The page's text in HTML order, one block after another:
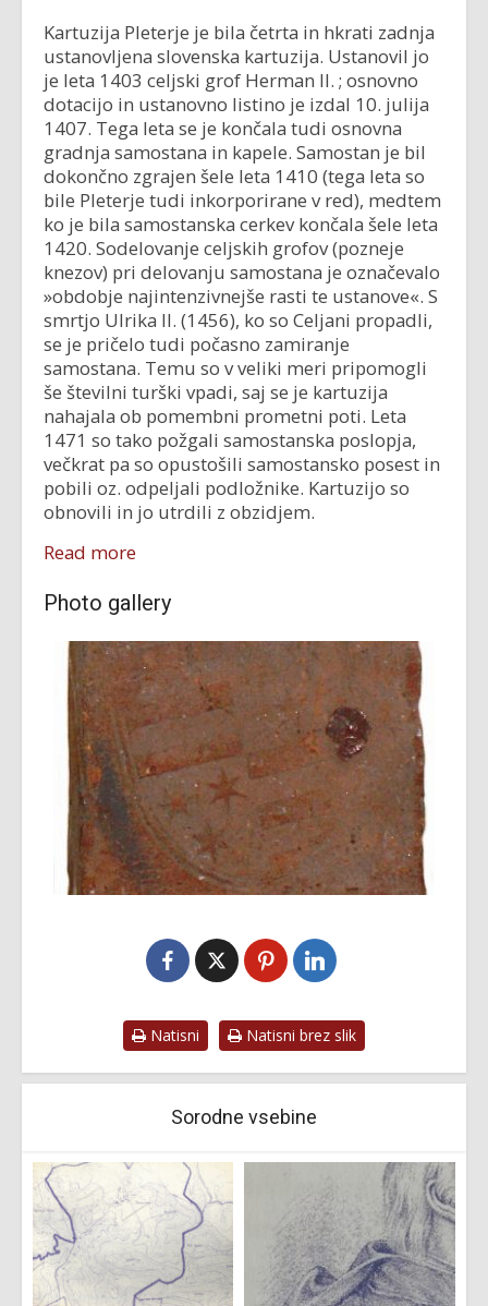
Kartuzija Pleterje je bila četrta in hkrati zadnja
ustanovljena slovenska kartuzija. Ustanovil jo
je leta 1403 celjski grof Herman II. ; osnovno
dotacijo in ustanovno listino je izdal 10. julija
1407. Tega leta se je končala tudi osnovna
gradnja samostana in kapele. Samostan je bil
dokončno zgrajen šele leta 1410 (tega leta so
bile Pleterje tudi inkorporirane v red), medtem
ko je bila samostanska cerkev končala šele leta
1420. Sodelovanje celjskih grofov (pozneje
knezov) pri delovanju samostana je označevalo
»obdobje najintenzivnejše rasti te ustanove«. S
smrtjo Ulrika II. (1456), ko so Celjani propadli,
se je pričelo tudi počasno zamiranje
samostana. Temu so v veliki meri pripomogli
še številni turški vpadi, saj se je kartuzija
nahajala ob pomembni prometni poti. Leta
1471 so tako požgali samostanska poslopja,
večkrat pa so opustošili samostansko posest in
pobili oz. odpeljali podložnike. Kartuzijo so
obnovili in jo utrdili z obzidjem.
Read more
Photo gallery
Natisni Natisni brez slik
Sorodne vsebine